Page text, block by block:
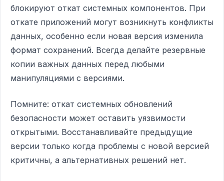
блокируют откат системных компонентов. При
откате приложений могут возникнуть конфликты
данных, особенно если новая версия изменила
формат сохранений. Всегда делайте резервные
копии важных данных перед любыми
манипуляциями с версиями.
Помните: откат системных обновлений
безопасности может оставить уязвимости
открытыми. Восстанавливайте предыдущие
версии только когда проблемы с новой версией
критичны, а альтернативных решений нет.